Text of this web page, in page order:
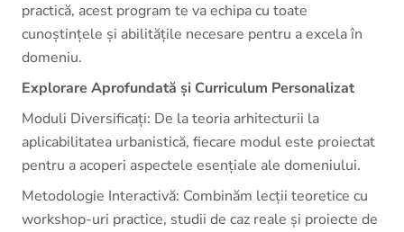
practică, acest program te va echipa cu toate
cunoștințele și abilitățile necesare pentru a excela în
domeniu.
Explorare Aprofundată și Curriculum Personalizat
Moduli Diversificați: De la teoria arhitecturii la
aplicabilitatea urbanistică, fiecare modul este proiectat
pentru a acoperi aspectele esențiale ale domeniului.
Metodologie Interactivă: Combinăm lecții teoretice cu
workshop-uri practice, studii de caz reale și proiecte de